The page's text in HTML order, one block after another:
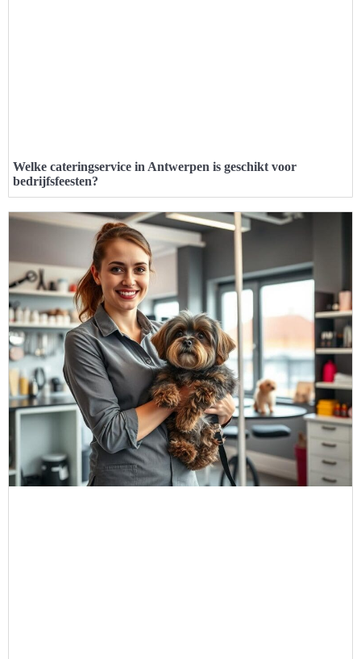
Welke cateringservice in Antwerpen is geschikt voor
bedrijfsfeesten?